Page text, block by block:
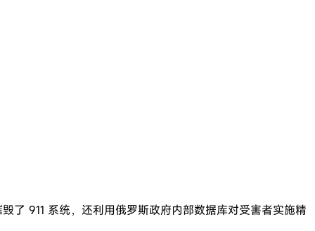
了 911 系统，还利用俄罗斯政府内部数据库对受害者实施精